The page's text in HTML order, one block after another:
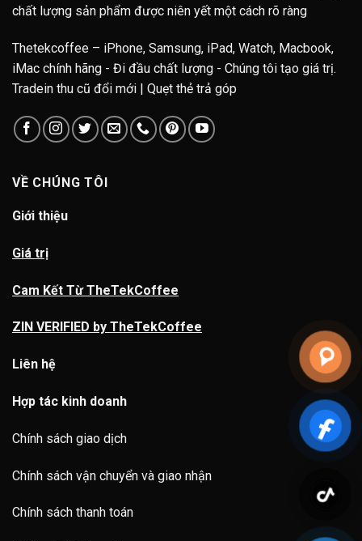
chất lượng sản phẩm được niên yết một cách rõ ràng
Thetekcoffee – iPhone, Samsung, iPad, Watch, Macbook,
iMac chính hãng - Đi đầu chất lượng - Chúng tôi tạo giá trị.
Tradein thu cũ đổi mới | Quẹt thẻ trả góp
VỀ CHÚNG TÔI
Giới thiệu
Giá trị
Cam Kết Từ TheTekCoffee
ZIN VERIFIED by TheTekCoffee
Liên hệ
Hợp tác kinh doanh
Chính sách giao dịch
Chính sách vận chuyển và giao nhận
Chính sách thanh toán